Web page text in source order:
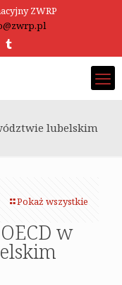
ZWRP
lubelskim
Pokaż wszystkie
w